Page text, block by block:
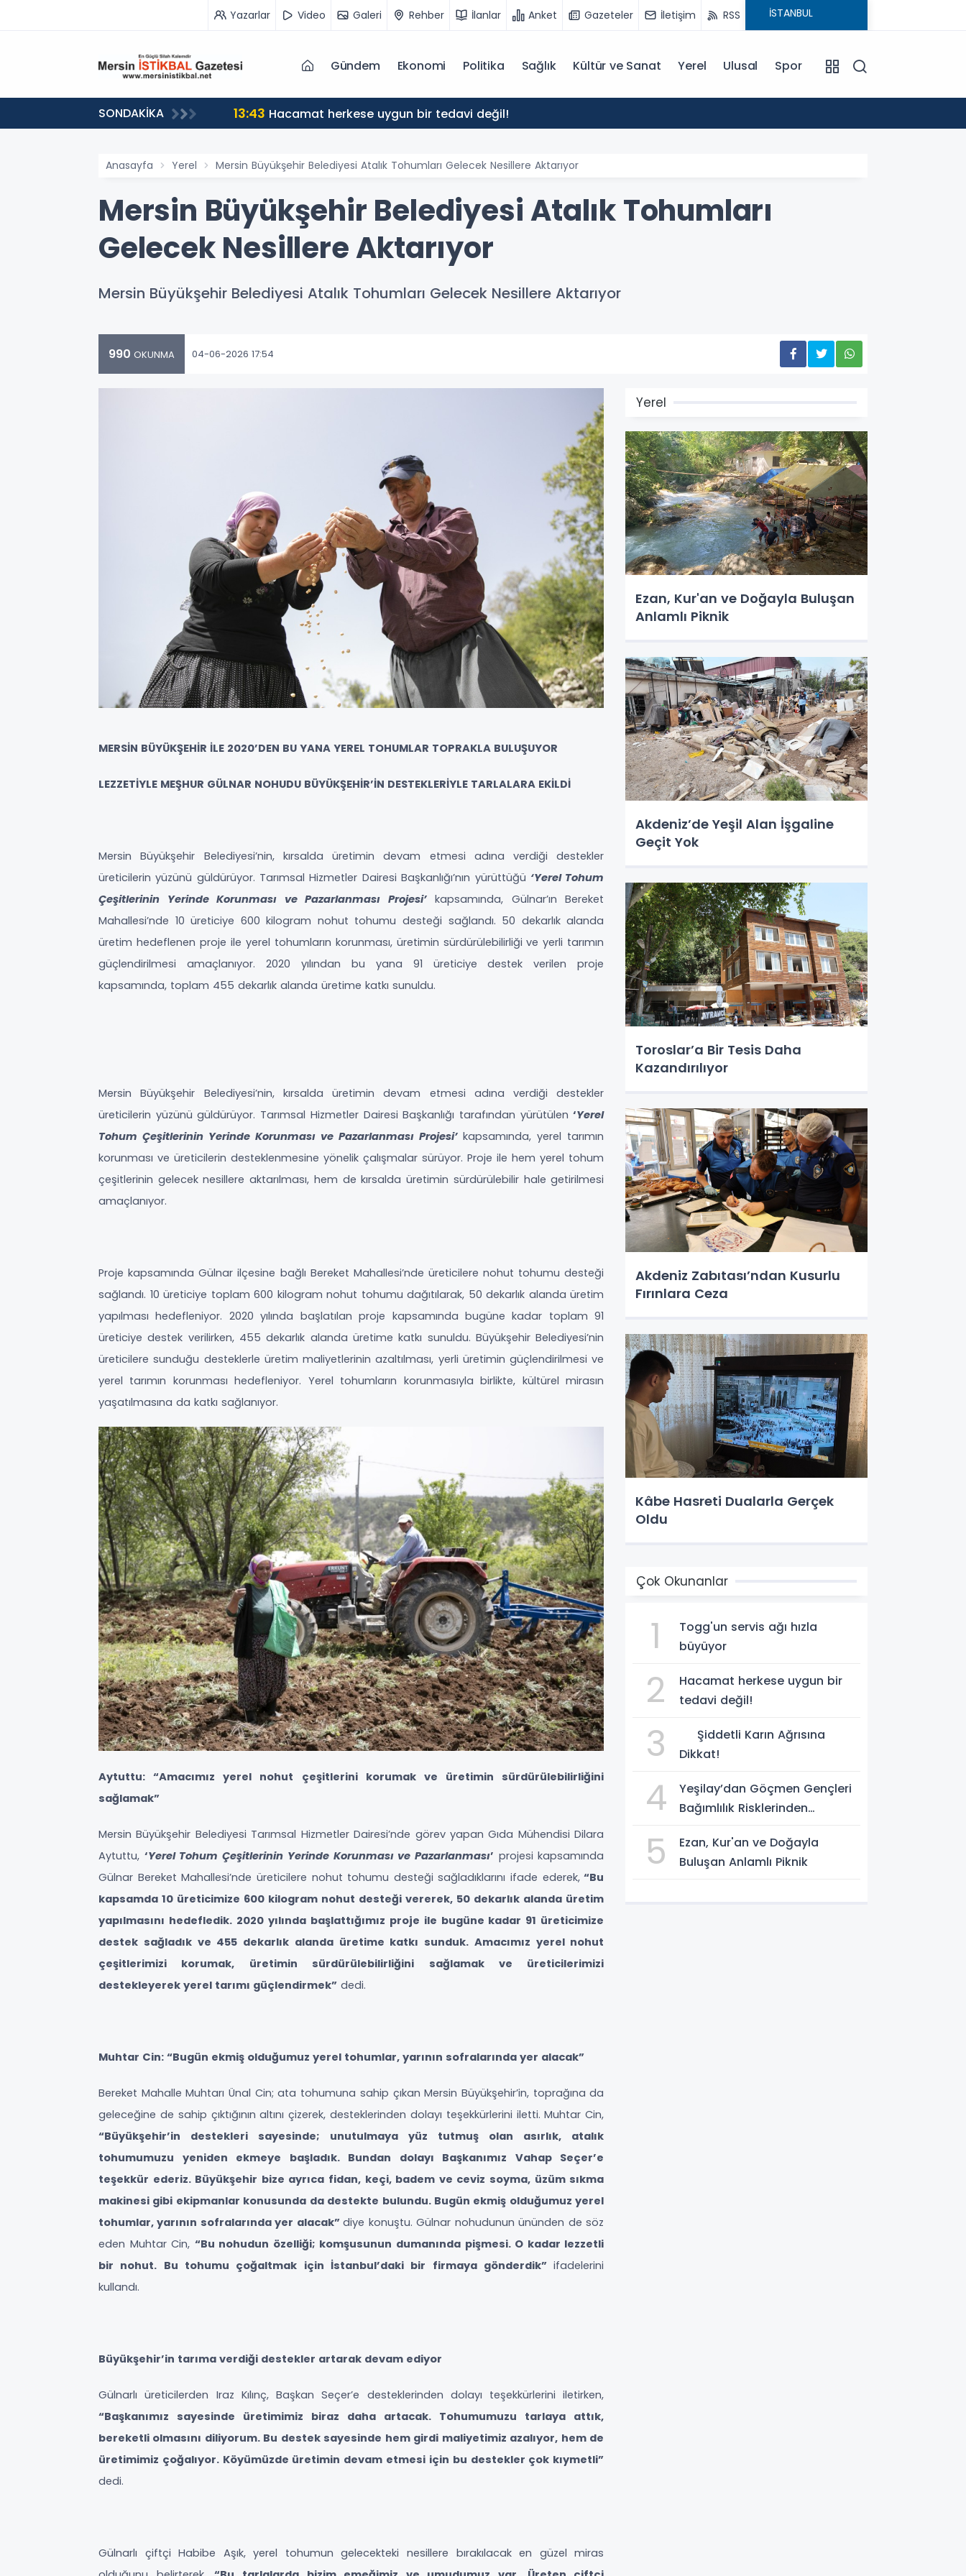
Yazarlar Video Galeri Rehber İlanlar Anket Gazeteler İletişim RSS
Gündem Ekonomi Politika Sağlık Kültür ve Sanat Yerel Ulusal Spor
SONDAKİKA 13:43 Hacamat herkese uygun bir tedavi değil!
Anasayfa Yerel Mersin Büyükşehir Belediyesi Atalık Tohumları Gelecek Nesillere Aktarıyor
Mersin Büyükşehir Belediyesi Atalık Tohumları
Gelecek Nesillere Aktarıyor
Mersin Büyükşehir Belediyesi Atalık Tohumları Gelecek Nesillere Aktarıyor
990 OKUNMA 04-06-2026 17:54
MERSİN BÜYÜKŞEHİR İLE 2020’DEN BU YANA YEREL TOHUMLAR TOPRAKLA BULUŞUYOR
LEZZETİYLE MEŞHUR GÜLNAR NOHUDU BÜYÜKŞEHİR’İN DESTEKLERİYLE TARLALARA EKİLDİ
Mersin Büyükşehir Belediyesi’nin, kırsalda üretimin devam etmesi adına verdiği destekler
üreticilerin yüzünü güldürüyor. Tarımsal Hizmetler Dairesi Başkanlığı’nın yürüttüğü ‘Yerel Tohum
Çeşitlerinin Yerinde Korunması ve Pazarlanması Projesi’kapsamında, Gülnar’ın Bereket
Mahallesi’nde 10 üreticiye 600 kilogram nohut tohumu desteği sağlandı. 50 dekarlık alanda
üretim hedeflenen proje ile yerel tohumların korunması, üretimin sürdürülebilirliği ve yerli tarımın
güçlendirilmesi amaçlanıyor. 2020 yılından bu yana 91 üreticiye destek verilen proje
kapsamında, toplam 455 dekarlık alanda üretime katkı sunuldu.
Mersin Büyükşehir Belediyesi’nin, kırsalda üretimin devam etmesi adına verdiği destekler
üreticilerin yüzünü güldürüyor. Tarımsal Hizmetler Dairesi Başkanlığı tarafından yürütülen‘Yerel
Tohum Çeşitlerinin Yerinde Korunması ve Pazarlanması Projesi’kapsamında, yerel tarımın
korunması ve üreticilerin desteklenmesine yönelik çalışmalar sürüyor. Proje ile hem yerel tohum
çeşitlerinin gelecek nesillere aktarılması, hem de kırsalda üretimin sürdürülebilir hale getirilmesi
amaçlanıyor.
Proje kapsamında Gülnar ilçesine bağlı Bereket Mahallesi’nde üreticilere nohut tohumu desteği
sağlandı. 10 üreticiye toplam 600 kilogram nohut tohumu dağıtılarak, 50 dekarlık alanda üretim
yapılması hedefleniyor. 2020 yılında başlatılan proje kapsamında bugüne kadar toplam 91
üreticiye destek verilirken, 455 dekarlık alanda üretime katkı sunuldu. Büyükşehir Belediyesi’nin
üreticilere sunduğu desteklerle üretim maliyetlerinin azaltılması, yerli üretimin güçlendirilmesi ve
yerel tarımın korunması hedefleniyor. Yerel tohumların korunmasıyla birlikte, kültürel mirasın
yaşatılmasına da katkı sağlanıyor.
Aytuttu: “Amacımız yerel nohut çeşitlerini korumak ve üretimin sürdürülebilirliğini
sağlamak”
Mersin Büyükşehir Belediyesi Tarımsal Hizmetler Dairesi’nde görev yapan Gıda Mühendisi Dilara
Aytuttu, ‘Yerel Tohum Çeşitlerinin Yerinde Korunması ve Pazarlanması’ projesi kapsamında
Gülnar Bereket Mahallesi’nde üreticilere nohut tohumu desteği sağladıklarını ifade ederek,“Bu
kapsamda 10 üreticimize 600 kilogram nohut desteği vererek, 50 dekarlık alanda üretim
yapılmasını hedefledik. 2020 yılında başlattığımız proje ile bugüne kadar 91 üreticimize
destek sağladık ve 455 dekarlık alanda üretime katkı sunduk. Amacımız yerel nohut
çeşitlerimizi korumak, üretimin sürdürülebilirliğini sağlamak ve üreticilerimizi
destekleyerek yerel tarımı güçlendirmek” dedi.
Muhtar Cin: “Bugün ekmiş olduğumuz yerel tohumlar, yarının sofralarında yer alacak”
Bereket Mahalle Muhtarı Ünal Cin; ata tohumuna sahip çıkan Mersin Büyükşehir’in, toprağına da
geleceğine de sahip çıktığının altını çizerek, desteklerinden dolayı teşekkürlerini iletti. Muhtar Cin,
“Büyükşehir’in destekleri sayesinde; unutulmaya yüz tutmuş olan asırlık, atalık
tohumumuzu yeniden ekmeye başladık. Bundan dolayı Başkanımız Vahap Seçer’e
teşekkür ederiz. Büyükşehir bize ayrıca fidan, keçi, badem ve ceviz soyma, üzüm sıkma
makinesi gibi ekipmanlar konusunda da destekte bulundu. Bugün ekmiş olduğumuz yerel
tohumlar, yarının sofralarında yer alacak”diye konuştu. Gülnar nohudunun ününden de söz
eden Muhtar Cin, “Bu nohudun özelliği; komşusunun dumanında pişmesi. O kadar lezzetli
bir nohut. Bu tohumu çoğaltmak için İstanbul’daki bir firmaya gönderdik”ifadelerini
kullandı.
Büyükşehir’in tarıma verdiği destekler artarak devam ediyor
Gülnarlı üreticilerden Iraz Kılınç, Başkan Seçer’e desteklerinden dolayı teşekkürlerini iletirken,
“Başkanımız sayesinde üretimimiz biraz daha artacak. Tohumumuzu tarlaya attık,
bereketli olmasını diliyorum. Bu destek sayesinde hem girdi maliyetimiz azalıyor, hem de
üretimimiz çoğalıyor. Köyümüzde üretimin devam etmesi için bu destekler çok kıymetli”
dedi.
Gülnarlı çiftçi Habibe Aşık, yerel tohumun gelecekteki nesillere bırakılacak en güzel miras
Yerel
Ezan, Kur'an ve Doğayla Buluşan
Anlamlı Piknik
Akdeniz’de Yeşil Alan İşgaline
Geçit Yok
Toroslar’a Bir Tesis Daha
Kazandırılıyor
Akdeniz Zabıtası’ndan Kusurlu
Fırınlara Ceza
Kâbe Hasreti Dualarla Gerçek
Oldu
Çok Okunanlar
1
Togg'un servis ağı hızla
büyüyor
2
Hacamat herkese uygun bir
tedavi değil!
3
Şiddetli Karın Ağrısına
Dikkat!
4
Yeşilay’dan Göçmen Gençleri
Bağımlılık Risklerinden
5
Ezan, Kur'an ve Doğayla
Buluşan Anlamlı Piknik